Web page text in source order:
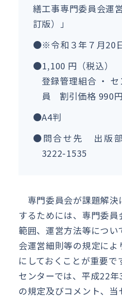
繕工事専門委員会運
訂版）」
●※令和３年７月20
●1,100 円（税込）
登録管理組合 ・
員 割引価格 990円
●A4判
●問合せ先 出版
3222-1535
専門委員会が課題解決
するためには、専門委
範囲、運営方法等につい
会運営細則等の規定に
にしておくことが重要で
センターでは、平成22
の規定及びコメント、